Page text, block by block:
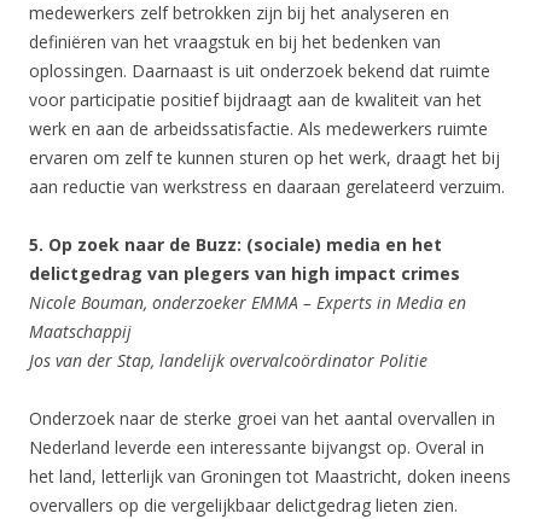
medewerkers zelf betrokken zijn bij het analyseren en
definiëren van het vraagstuk en bij het bedenken van
oplossingen. Daarnaast is uit onderzoek bekend dat ruimte
voor participatie positief bijdraagt aan de kwaliteit van het
werk en aan de arbeidssatisfactie. Als medewerkers ruimte
ervaren om zelf te kunnen sturen op het werk, draagt het bij
aan reductie van werkstress en daaraan gerelateerd verzuim.
5. Op zoek naar de Buzz: (sociale) media en het
delictgedrag van plegers van high impact crimes
Nicole Bouman, onderzoeker EMMA – Experts in Media en
Maatschappij
Jos van der Stap, landelijk overvalcoördinator Politie
Onderzoek naar de sterke groei van het aantal overvallen in
Nederland leverde een interessante bijvangst op. Overal in
het land, letterlijk van Groningen tot Maastricht, doken ineens
overvallers op die vergelijkbaar delictgedrag lieten zien.